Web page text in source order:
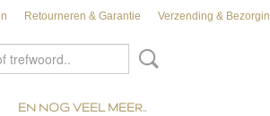
Retourneren & Garantie Verzending &
EN NOG VEEL MEER..